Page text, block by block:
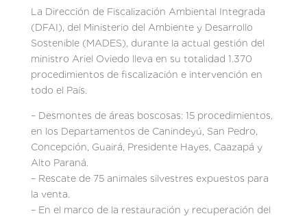
La Dirección de Fiscalización Ambiental Integrada
(DFAI), del Ministerio del Ambiente y Desarrollo
Sostenible (MADES), durante la actual gestión del
ministro Ariel Oviedo lleva en su totalidad 1.370
procedimientos de fiscalización e intervención en
todo el País.
– Desmontes de áreas boscosas: 15 procedimientos,
en los Departamentos de Canindeyú, San Pedro,
Concepción, Guairá, Presidente Hayes, Caazapá y
Alto Paraná.
– Rescate de 75 animales silvestres expuestos para
la venta.
– En el marco de la restauración y recuperación del